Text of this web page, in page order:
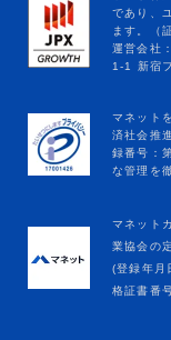
マネット
業協会の
(登録年月
格証書番